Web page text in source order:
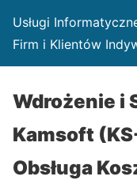
Usługi
Firm i Klientów
Wdrożenie i
Kamsoft
Obsługa